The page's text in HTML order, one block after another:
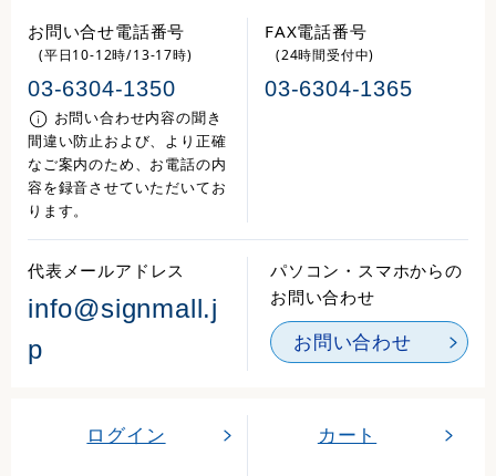
お問い合せ電話番号
(平日10-12時/13-17時)
03-6304-1350
お問い合わせ内容の聞き
間違い防止および、より正確
なご案内のため、お電話の内
容を録音させていただいてお
ります。
FAX電話番号
(24時間受付中)
03-6304-1365
代表メールアドレス
info@signmall.j
p
パソコン・スマホからの
お問い合わせ
お問い合わせ
ログイン カート